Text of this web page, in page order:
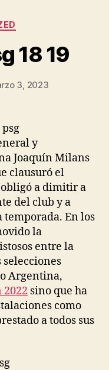
18 19
3, 2023
y
Joaquín Milans
clausuró el
obligó a dimitir a
del club y a
En los
la
entre la
selecciones
Argentina,
sino que ha
como
a todos sus